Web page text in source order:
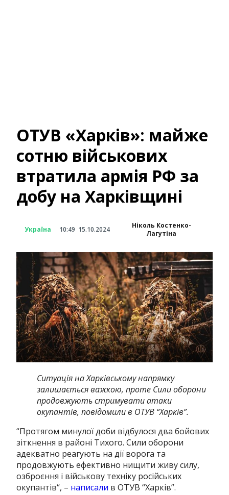
ОТУВ «Харків»: майже
сотню військових
втратила армія РФ за
добу на Харківщині
Україна 10:49 15.10.2024
Ніколь Костенко-
Лагутіна
Ситуація на Харківському напрямку
залишається важкою, проте Сили оборони
продовжують стримувати атаки
окупантів, повідомили в ОТУВ “Харків”.
“Протягом минулої доби відбулося два бойових
зіткнення в районі Тихого.​​ Сили оборони
адекватно реагують на дії ворога та
продовжують ефективно нищити живу силу,
озброєння і військову техніку російських
окупантів“, – написали в ОТУВ “Харків”.